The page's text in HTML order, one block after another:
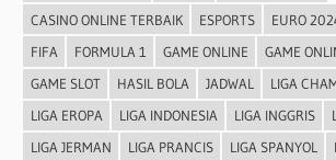
CASINO ONLINE TERBAIK
ESPORTS EURO
FIFA
FORMULA 1 GAME ONLINE
GAME
GAME SLOT
HASIL BOLA JADWAL
LIGA
LIGA EROPA
LIGA INDONESIA LIGA INGGRIS
LIGA JERMAN
LIGA PRANCIS LIGA SPANYOL